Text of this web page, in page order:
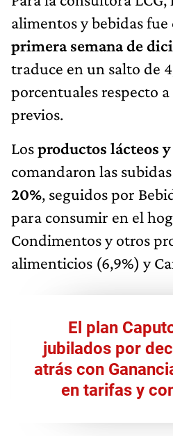
alimentos y bebidas fue
primera semana de
traduce en un salto de
porcentuales respecto
previos.
Losproductos lácteos y
comandaron las
20%, seguidos por
para consumir en el
Condimentos y otros
alimenticios (6,9%) y
El plan
jubilados por
atrás con
en tarifas y